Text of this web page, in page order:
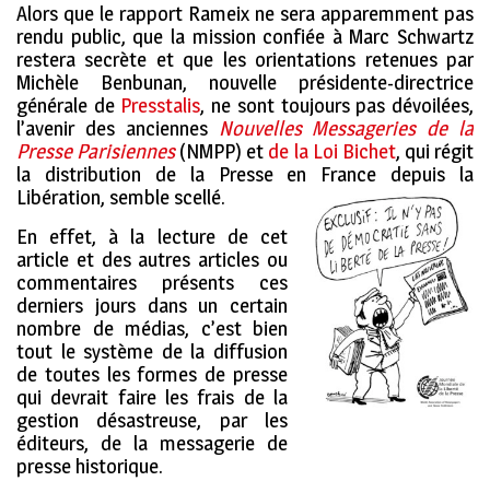
Alors que le rapport Rameix ne sera apparemment pas
rendu public, que la mission confiée à Marc Schwartz
restera secrète et que les orientations retenues par
Michèle Benbunan, nouvelle présidente-directrice
générale de Presstalis, ne sont toujours pas dévoilées,
l’avenir des anciennes Nouvelles Messageries de la
Presse Parisiennes(NMPP) et de la Loi Bichet, qui régit
la distribution de la Presse en France depuis la
Libération, semble scellé.
En effet, à la lecture de cet
article et des autres articles ou
commentaires présents ces
derniers jours dans un certain
nombre de médias, c’est bien
tout le système de la diffusion
de toutes les formes de presse
qui devrait faire les frais de la
gestion désastreuse, par les
éditeurs, de la messagerie de
presse historique.